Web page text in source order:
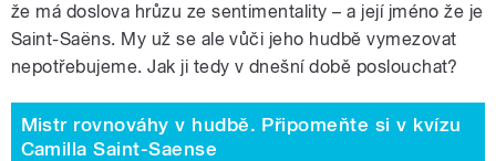
že má doslova hrůzu ze sentimentality – a její jméno že je
Saint-Saëns. My už se ale vůči jeho hudbě vymezovat
nepotřebujeme. Jak ji tedy v dnešní době poslouchat?
Mistr rovnováhy v hudbě. Připomeňte si v kvízu
Camilla Saint-Saense